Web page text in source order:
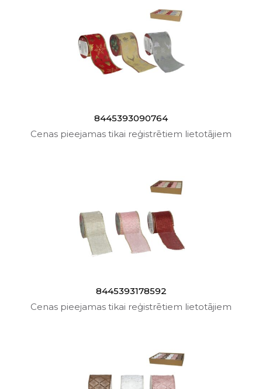
8445393090764
Cenas pieejamas tikai reģistrētiem lietotājiem
8445393178592
Cenas pieejamas tikai reģistrētiem lietotājiem